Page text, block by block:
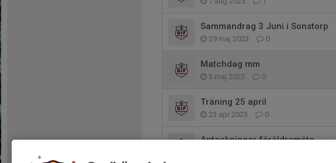
Sammandrag 3 Juni i Sonstorp
29 maj 2023 0
Matchdag mm
3 maj 2023 0
Träning 25 april
23 apr 2023 0
Anteckningar föräldramöte